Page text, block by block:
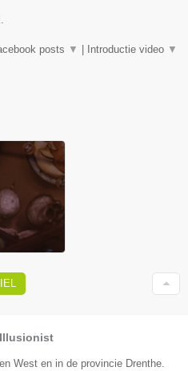
posts ▼ Introductie video ▼
West en in de provincie Drenthe.